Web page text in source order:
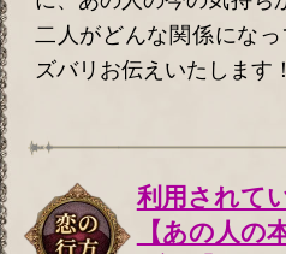
二人がどんな関係になっ
ズバリお伝えいたします！
利用されて
【あの人の